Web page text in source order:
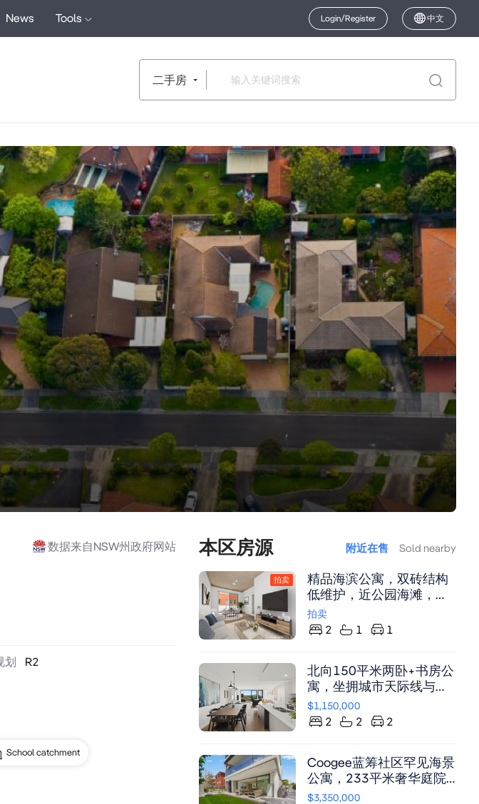
News Tools Login/Register 中文
二手房
数据来自NSW州政府网站
划 R2
School catchment
本区房源 附近在售 Sold nearby
拍卖
精品海滨公寓，双砖结构
低维护，近公园海滩，带
车位及阳台，生活便利投
资佳选。
拍卖
2 1 1
北向150平米两卧+书房公
寓，坐拥城市天际线与高
尔夫球场美景，静谧之地
精品住宅
$1,150,000
2 2 2
Coogee蓝筹社区罕见海景
公寓，233平米奢华庭院
住宅，三卧两卫双车位
$3,350,000